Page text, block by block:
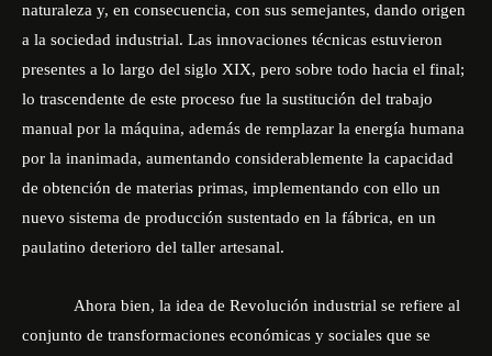
naturaleza y, en consecuencia, con sus semejantes, dando origen
a la sociedad industrial. Las innovaciones técnicas estuvieron
presentes a lo largo del siglo XIX, pero sobre todo hacia el final;
lo trascendente de este proceso fue la sustitución del trabajo
manual por la máquina, además de remplazar la energía humana
por la inanimada, aumentando considerablemente la capacidad
de obtención de materias primas, implementando con ello un
nuevo sistema de producción sustentado en la fábrica, en un
paulatino deterioro del taller artesanal.
Ahora bien, la idea de Revolución industrial se refiere al
conjunto de transformaciones económicas y sociales que se